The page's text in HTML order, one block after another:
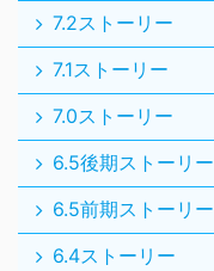
7.2ストーリー
7.1ストーリー
7.0ストーリー
6.5後期ストーリー
6.5前期ストーリー
6.4ストーリー